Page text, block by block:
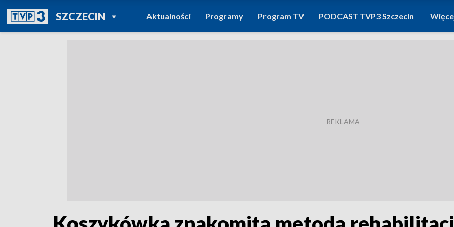
SZCZECINPOWRÓT DO
TVP REGIONY
Aktualności Programy Program TV PODCAST TVP3 Szczecin